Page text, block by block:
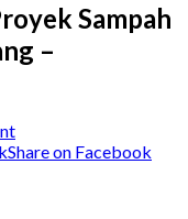
Sampah
–
Share on Facebook